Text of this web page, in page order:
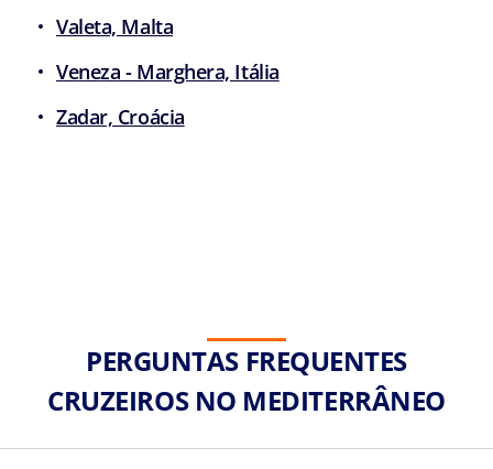
Valeta, Malta
Veneza - Marghera, Itália
Zadar, Croácia
PERGUNTAS FREQUENTES
CRUZEIROS NO MEDITERRÂNEO